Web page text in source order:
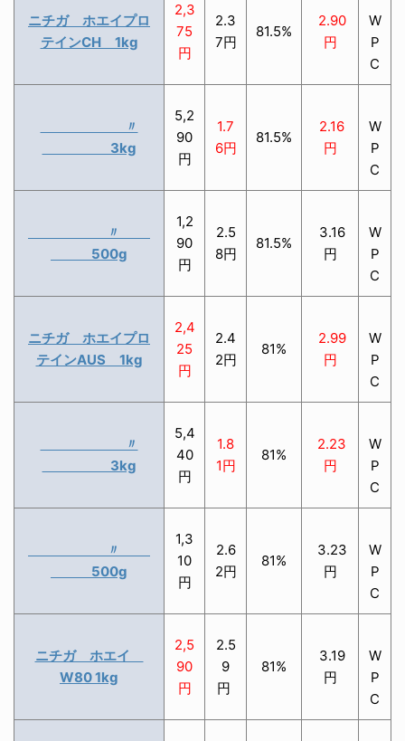
ニチガ ホエイプロ
テインCH 1kg
2,3
75
円
2.3
7円
81.5%
2.90
円
W
P
C
〃
3kg
5,2
90
円
1.7
6円
81.5%
2.16
円
W
P
C
〃
500g
1,2
90
円
2.5
8円
81.5%
3.16
円
W
P
C
ニチガ ホエイプロ
テインAUS 1kg
2,4
25
円
2.4
2円
81%
2.99
円
W
P
C
〃
3kg
5,4
40
円
1.8
1円
81%
2.23
円
W
P
C
〃
500g
1,3
10
円
2.6
2円
81%
3.23
円
W
P
C
ニチガ ホエイ
W80 1kg
2,5
90
円
2.5
9
円
81%
3.19
円
W
P
C